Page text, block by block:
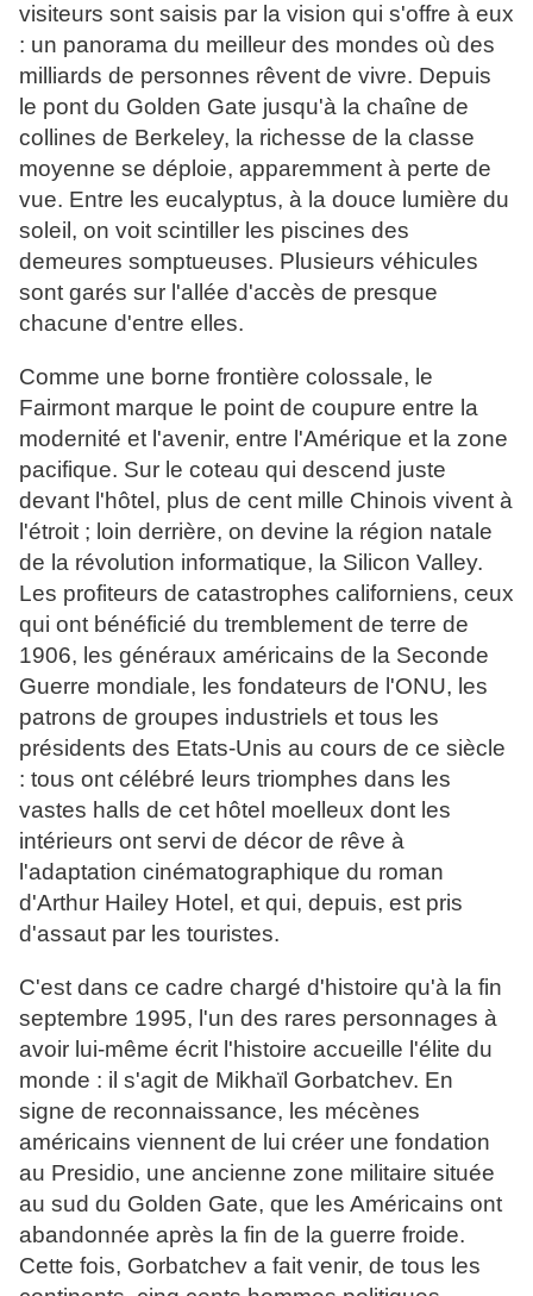
visiteurs sont saisis par la vision qui s'offre à eux
: un panorama du meilleur des mondes où des
milliards de personnes rêvent de vivre. Depuis
le pont du Golden Gate jusqu'à la chaîne de
collines de Berkeley, la richesse de la classe
moyenne se déploie, apparemment à perte de
vue. Entre les eucalyptus, à la douce lumière du
soleil, on voit scintiller les piscines des
demeures somptueuses. Plusieurs véhicules
sont garés sur l'allée d'accès de presque
chacune d'entre elles.
Comme une borne frontière colossale, le
Fairmont marque le point de coupure entre la
modernité et l'avenir, entre l'Amérique et la zone
pacifique. Sur le coteau qui descend juste
devant l'hôtel, plus de cent mille Chinois vivent à
l'étroit ; loin derrière, on devine la région natale
de la révolution informatique, la Silicon Valley.
Les profiteurs de catastrophes californiens, ceux
qui ont bénéficié du tremblement de terre de
1906, les généraux américains de la Seconde
Guerre mondiale, les fondateurs de l'ONU, les
patrons de groupes industriels et tous les
présidents des Etats-Unis au cours de ce siècle
: tous ont célébré leurs triomphes dans les
vastes halls de cet hôtel moelleux dont les
intérieurs ont servi de décor de rêve à
l'adaptation cinématographique du roman
d'Arthur Hailey Hotel, et qui, depuis, est pris
d'assaut par les touristes.
C'est dans ce cadre chargé d'histoire qu'à la fin
septembre 1995, l'un des rares personnages à
avoir lui-même écrit l'histoire accueille l'élite du
monde : il s'agit de Mikhaïl Gorbatchev. En
signe de reconnaissance, les mécènes
américains viennent de lui créer une fondation
au Presidio, une ancienne zone militaire située
au sud du Golden Gate, que les Américains ont
abandonnée après la fin de la guerre froide.
Cette fois, Gorbatchev a fait venir, de tous les